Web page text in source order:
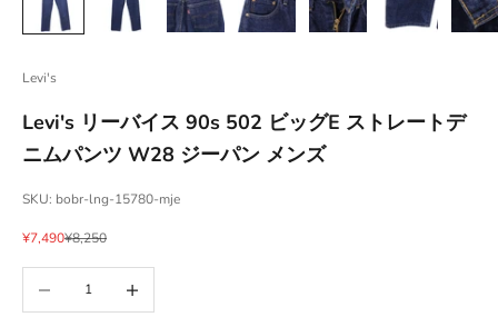
Levi's
Levi's リーバイス 90s 502 ビッグE ストレートデ
ニムパンツ W28 ジーパン メンズ
SKU: bobr-lng-15780-mje
セール価格
¥7,490通常価格
¥8,250